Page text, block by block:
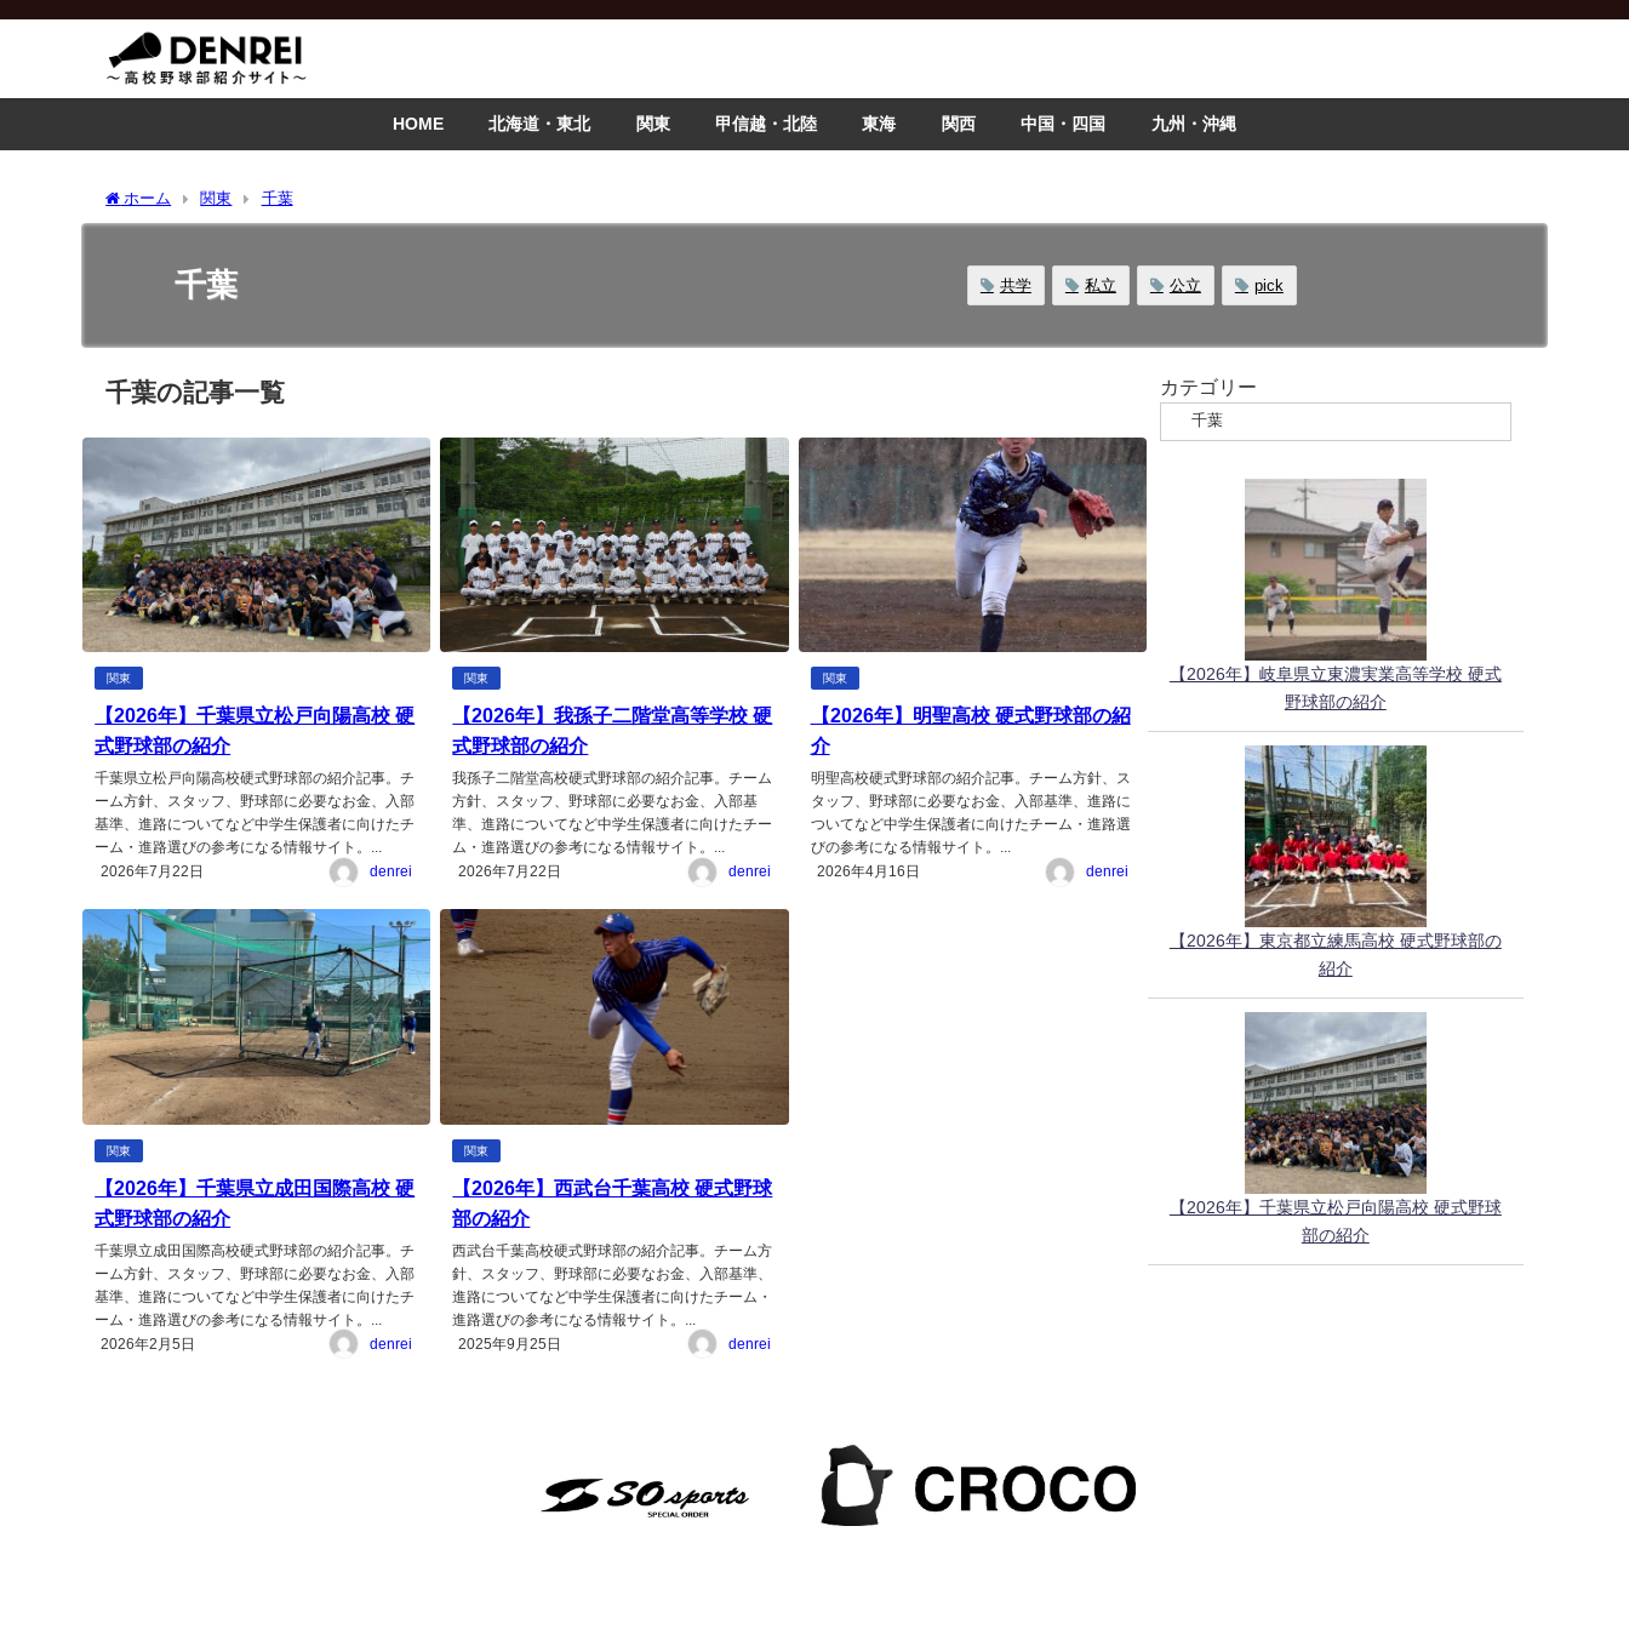
HOME 北海道・東北 関東 甲信越・北陸 東海 関西 中国・四国 九州・沖縄
ホーム 関東 千葉
千葉 共学 私立 公立 pick
千葉の記事一覧
関東
【2026年】千葉県立松戸向陽高校 硬
式野球部の紹介
千葉県立松戸向陽高校硬式野球部の紹介記事。チ
ーム方針、スタッフ、野球部に必要なお金、入部
基準、進路についてなど中学生保護者に向けたチ
ーム・進路選びの参考になる情報サイト。...
2026年7月22日
denrei
関東
【2026年】我孫子二階堂高等学校 硬
式野球部の紹介
我孫子二階堂高校硬式野球部の紹介記事。チーム
方針、スタッフ、野球部に必要なお金、入部基
準、進路についてなど中学生保護者に向けたチー
ム・進路選びの参考になる情報サイト。...
2026年7月22日
denrei
関東
【2026年】明聖高校 硬式野球部の紹
介
明聖高校硬式野球部の紹介記事。チーム方針、ス
タッフ、野球部に必要なお金、入部基準、進路に
ついてなど中学生保護者に向けたチーム・進路選
びの参考になる情報サイト。...
2026年4月16日
denrei
関東
【2026年】千葉県立成田国際高校 硬
式野球部の紹介
千葉県立成田国際高校硬式野球部の紹介記事。チ
ーム方針、スタッフ、野球部に必要なお金、入部
基準、進路についてなど中学生保護者に向けたチ
ーム・進路選びの参考になる情報サイト。...
2026年2月5日
denrei
関東
【2026年】西武台千葉高校 硬式野球
部の紹介
西武台千葉高校硬式野球部の紹介記事。チーム方
針、スタッフ、野球部に必要なお金、入部基準、
進路についてなど中学生保護者に向けたチーム・
進路選びの参考になる情報サイト。...
2025年9月25日
denrei
カテゴリー
【2026年】岐阜県立東濃実業高等学校 硬式
野球部の紹介
【2026年】東京都立練馬高校 硬式野球部の
紹介
【2026年】千葉県立松戸向陽高校 硬式野球
部の紹介